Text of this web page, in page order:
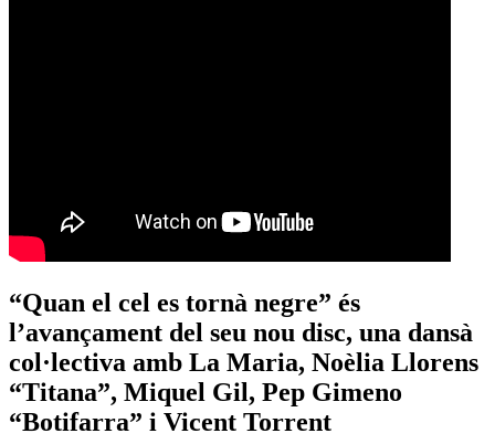
“Quan el cel es tornà negre” és
l’avançament del seu nou disc, una dansà
col·lectiva amb La Maria, Noèlia Llorens
“Titana”, Miquel Gil, Pep Gimeno
“Botifarra” i Vicent Torrent